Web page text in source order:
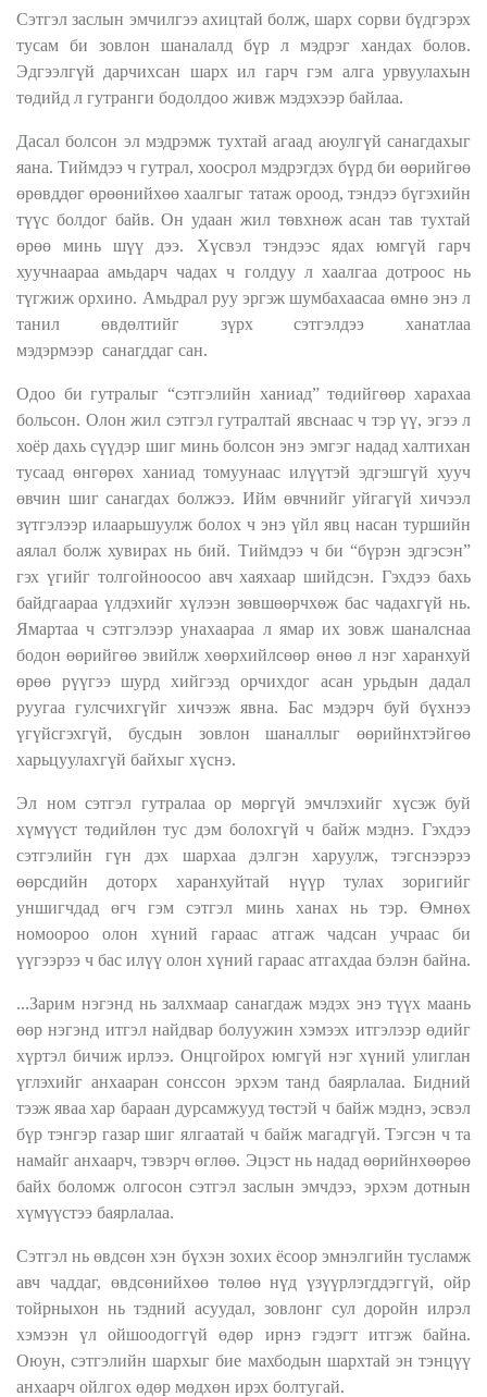
Cэтгэл заслын эмчилгээ ахицтай болж, шарх сорви бүдгэрэх
тусам би зовлон шаналалд бүр л мэдрэг хандах болов.
Эдгээлгүй дарчихсан шарх ил гарч гэм алга урвуулахын
төдийд л гутранги бодолдоо живж мэдэхээр байлаа.
Дасал болсон эл мэдрэмж тухтай агаад аюулгүй санагдахыг
яана. Тиймдээ ч гутрал, хоосрол мэдрэгдэх бүрд би өөрийгөө
өрөвддөг өрөөнийхөө хаалгыг татаж ороод, тэндээ бүгэхийн
түүс болдог байв. Он удаан жил төвхнөж асан тав тухтай
өрөө минь шүү дээ. Хүсвэл тэндээс ядах юмгүй гарч
хуучнаараа амьдарч чадах ч голдуу л хаалгаа дотроос нь
түгжиж орхино. Амьдрал руу эргэж шумбахаасаа өмнө энэ л
танил өвдөлтийг зүрх сэтгэлдээ ханатлаа
мэдэрмээр санагддаг сан.
Одоо би гутралыг “сэтгэлийн ханиад” төдийгөөр харахаа
больсон. Олон жил сэтгэл гутралтай явснаас ч тэр үү, эгээ л
хоёр дахь сүүдэр шиг минь болсон энэ эмгэг надад халтихан
тусаад өнгөрөх ханиад томуунаас илүүтэй эдгэшгүй хууч
өвчин шиг санагдах болжээ. Ийм өвчнийг уйгагүй хичээл
зүтгэлээр илаарьшуулж болох ч энэ үйл явц насан туршийн
аялал болж хувирах нь бий. Тиймдээ ч би “бүрэн эдгэсэн”
гэх үгийг толгойноосоо авч хаяхаар шийдсэн. Гэхдээ бахь
байдгаараа үлдэхийг хүлээн зөвшөөрчхөж бас чадахгүй нь.
Ямартаа ч сэтгэлээр унахаараа л ямар их зовж шаналснаа
бодон өөрийгөө эвийлж хөөрхийлсөөр өнөө л нэг харанхуй
өрөө рүүгээ шурд хийгээд орчихдог асан урьдын дадал
руугаа гулсчихгүйг хичээж явна. Бас мэдэрч буй бүхнээ
үгүйсгэхгүй, бусдын зовлон шаналлыг өөрийнхтэйгөө
харьцуулахгүй байхыг хүснэ.
Эл ном сэтгэл гутралаа ор мөргүй эмчлэхийг хүсэж буй
хүмүүст төдийлөн тус дэм болохгүй ч байж мэднэ. Гэхдээ
сэтгэлийн гүн дэх шархаа дэлгэн харуулж, тэгснээрээ
өөрсдийн доторх харанхуйтай нүүр тулах зоригийг
уншигчдад өгч гэм сэтгэл минь ханах нь тэр. Өмнөх
номоороо олон хүний гараас атгаж чадсан учраас би
үүгээрээ ч бас илүү олон хүний гараас атгахдаа бэлэн байна.
...Зарим нэгэнд нь залхмаар санагдаж мэдэх энэ түүх маань
өөр нэгэнд итгэл найдвар болуужин хэмээх итгэлээр өдийг
хүртэл бичиж ирлээ. Онцгойрох юмгүй нэг хүний улиглан
үглэхийг анхааран сонссон эрхэм танд баярлалаа. Бидний
тээж яваа хар бараан дурсамжууд төстэй ч байж мэднэ, эсвэл
бүр тэнгэр газар шиг ялгаатай ч байж магадгүй. Тэгсэн ч та
намайг анхаарч, тэвэрч өглөө. Эцэст нь надад өөрийнхөөрөө
байх боломж олгосон сэтгэл заслын эмчдээ, эрхэм дотнын
хүмүүстээ баярлалаа.
Сэтгэл нь өвдсөн хэн бүхэн зохих ёсоор эмнэлгийн тусламж
авч чаддаг, өвдсөнийхөө төлөө нүд үзүүрлэгддэггүй, ойр
тойрныхон нь тэдний асуудал, зовлонг сул доройн илрэл
хэмээн үл ойшоодоггүй өдөр ирнэ гэдэгт итгэж байна.
Оюун, сэтгэлийн шархыг бие махбодын шархтай эн тэнцүү
анхаарч ойлгох өдөр мөдхөн ирэх болтугай.